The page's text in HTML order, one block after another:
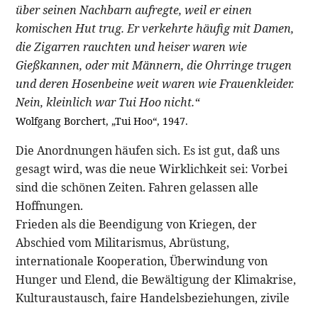
über seinen Nachbarn aufregte, weil er einen
komischen Hut trug. Er verkehrte häufig mit Damen,
die Zigarren rauchten und heiser waren wie
Gießkannen, oder mit Männern, die Ohrringe trugen
und deren Hosenbeine weit waren wie Frauenkleider.
Nein, kleinlich war Tui Hoo nicht.“
Wolfgang Borchert, „Tui Hoo“, 1947.
Die Anordnungen häufen sich. Es ist gut, daß uns
gesagt wird, was die neue Wirklichkeit sei: Vorbei
sind die schönen Zeiten. Fahren gelassen alle
Hoffnungen.
Frieden als die Beendigung von Kriegen, der
Abschied vom Militarismus, Abrüstung,
internationale Kooperation, Überwindung von
Hunger und Elend, die Bewältigung der Klimakrise,
Kulturaustausch, faire Handelsbeziehungen, zivile